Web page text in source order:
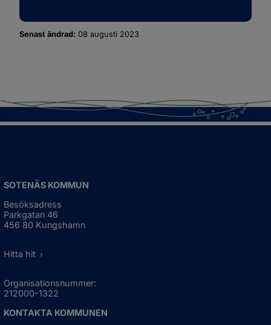
Senast ändrad: 08 augusti 2023
SOTENÄS KOMMUN
Besöksadress
Parkgatan 46
456 80 Kungshamn
Hitta hit
Organisationsnummer:
212000-1322
KONTAKTA KOMMUNEN